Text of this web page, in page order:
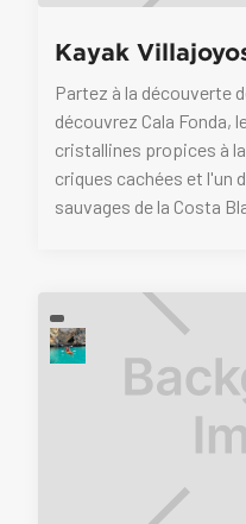
Kayak
Partez à la découverte
découvrez Cala Fonda,
cristallines propices à
criques cachées et l'un
sauvages de la Costa